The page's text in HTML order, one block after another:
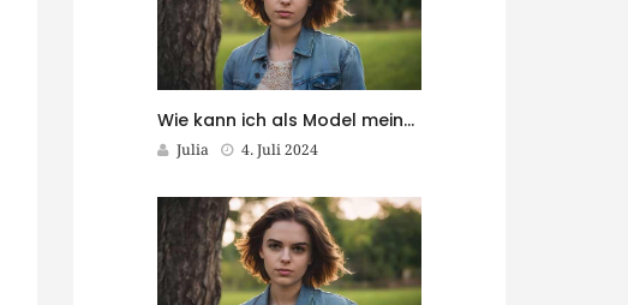
Wie kann ich als Model meine eigene Marke aufbauen?
Julia 4. Juli 2024